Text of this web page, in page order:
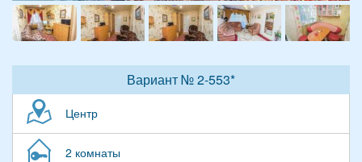
Вариант № 2-553*
Центр
2 комнаты